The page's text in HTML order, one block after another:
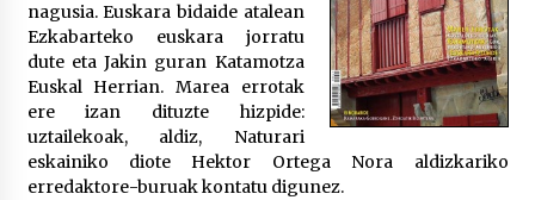
Tuba eta bonbardinoaren astea, Bilboko
Kontserbatorioan protagonista
2026/07/16
Auzoportala : 1×04 Auzofoniak
2026/07/15
nagusia. Euskara bidaide atalean
Ezkabarteko euskara jorratu
dute eta Jakin guran Katamotza
Euskal Herrian. Marea errotak
ere izan dituzte hizpide:
uztailekoak, aldiz, Naturari
eskainiko diote Hektor Ortega Nora aldizkariko
erredaktore-buruak kontatu digunez.